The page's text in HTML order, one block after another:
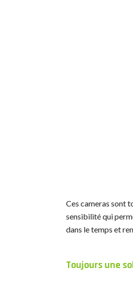
Ces cameras sont
sensibilité qui
dans le temps et
Toujours une